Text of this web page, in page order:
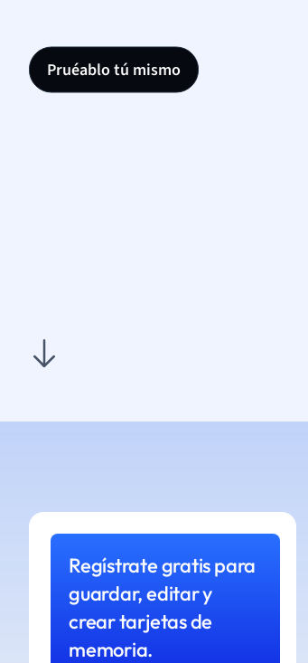
Pruéablo tú mismo
Regístrate gratis para
guardar, editar y
crear tarjetas de
memoria.